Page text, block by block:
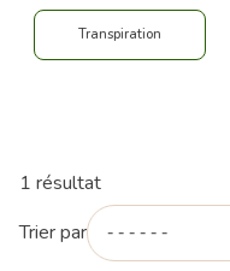
Transpiration
1 résultat
Trier par